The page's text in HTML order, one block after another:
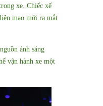
xe. Chiếc xế
mạo mới ra mắt
ánh sáng
vận hành xe một